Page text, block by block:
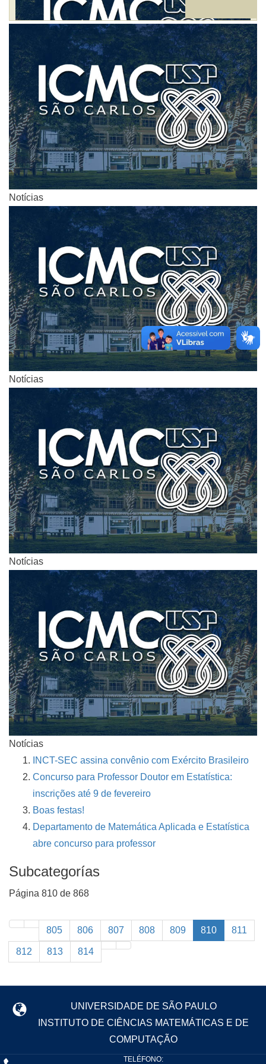
Notícias
Notícias
Notícias
Notícias
Notícias
INCT-SEC assina convênio com Exército Brasileiro
Concurso para Professor Doutor em Estatística:
inscrições até 9 de fevereiro
Boas festas!
Departamento de Matemática Aplicada e Estatística
abre concurso para professor
Subcategorías
Página 810 de 868
805 806 807 808 809 810 811
812 813 814
UNIVERSIDADE DE SÃO PAULO
INSTITUTO DE CIÊNCIAS MATEMÁTICAS E DE
COMPUTAÇÃO
TELÉFONO: